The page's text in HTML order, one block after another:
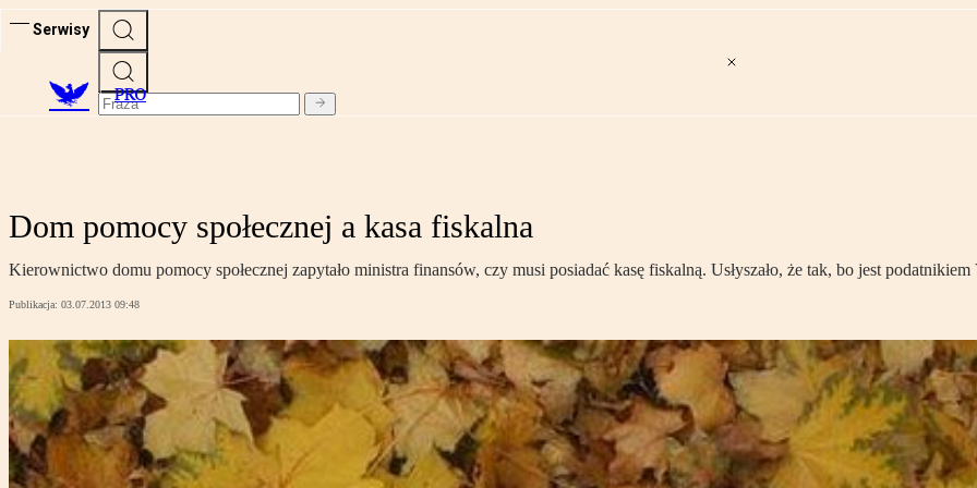
Serwisy
PRO
Dom pomocy społecznej a kasa fiskalna
Kierownictwo domu pomocy społecznej zapytało ministra finansów, czy musi posiadać kasę fiskalną. Usłyszało, że tak, bo jest podatnikiem
Publikacja: 03.07.2013 09:48